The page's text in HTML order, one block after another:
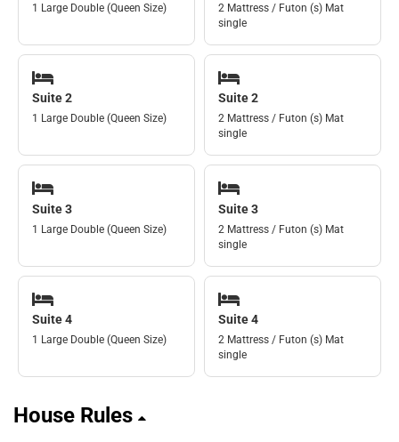
1 Large Double (Queen Size)
2 Mattress / Futon (s) Mat
single
Suite 2
1 Large Double (Queen Size)
Suite 2
2 Mattress / Futon (s) Mat
single
Suite 3
1 Large Double (Queen Size)
Suite 3
2 Mattress / Futon (s) Mat
single
Suite 4
1 Large Double (Queen Size)
Suite 4
2 Mattress / Futon (s) Mat
single
House Rules